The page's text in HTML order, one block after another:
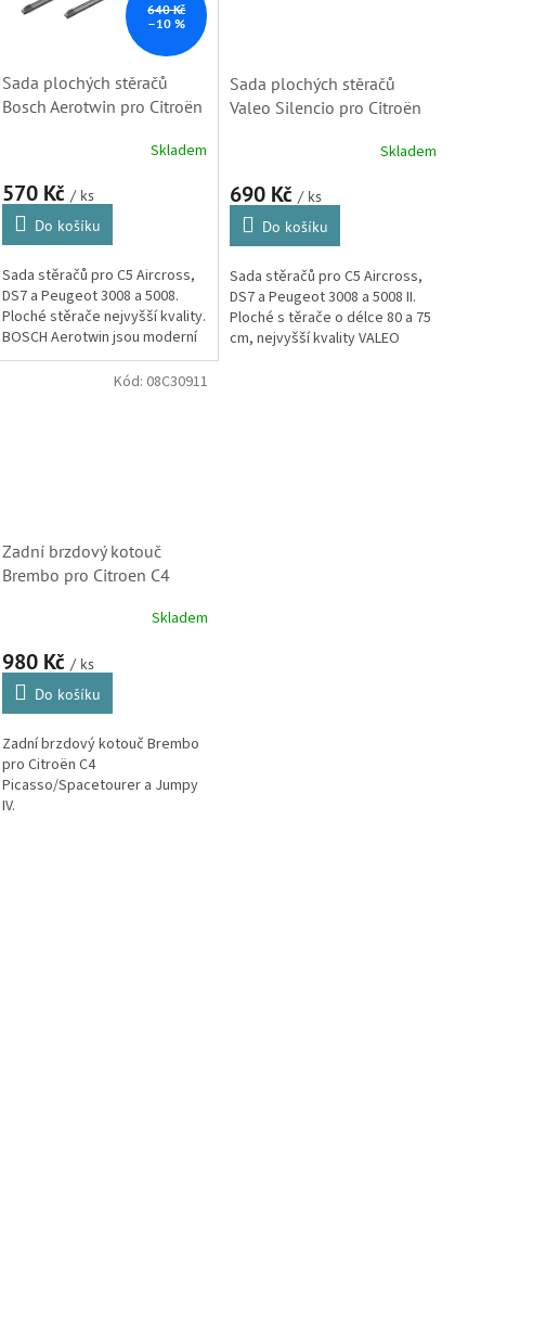
640 Kč
–10 %
Sada plochých stěračů
Bosch Aerotwin pro Citroën
3008, 5008 (3397007557,
Skladem
570 Kč / ks
Do košíku
Sada stěračů pro C5 Aircross,
DS7 a Peugeot 3008 a 5008.
Ploché stěrače nejvyšší kvality.
BOSCH Aerotwin jsou moderní
bezkloubové stěrače, které se
skládají z jednodílného...
Sada plochých stěračů
Valeo Silencio pro Citroën
Peugeot 3008, 5008 II.Skladem
690 Kč/ ks
Do košíku
Sada stěračů pro C5 Aircross,
DS7 a Peugeot 3008 a 5008 II.
Ploché s těrače o délce 80 a 75
cm, nejvyšší kvality VALEO
Zadní brzdový kotouč
Brembo pro Citroen C4
Skladem
980 Kč / ks
Do košíku
Zadní brzdový kotouč Brembo
pro Citroën C4
Picasso/Spacetourer a Jumpy
IV.
Kód: 08C30911